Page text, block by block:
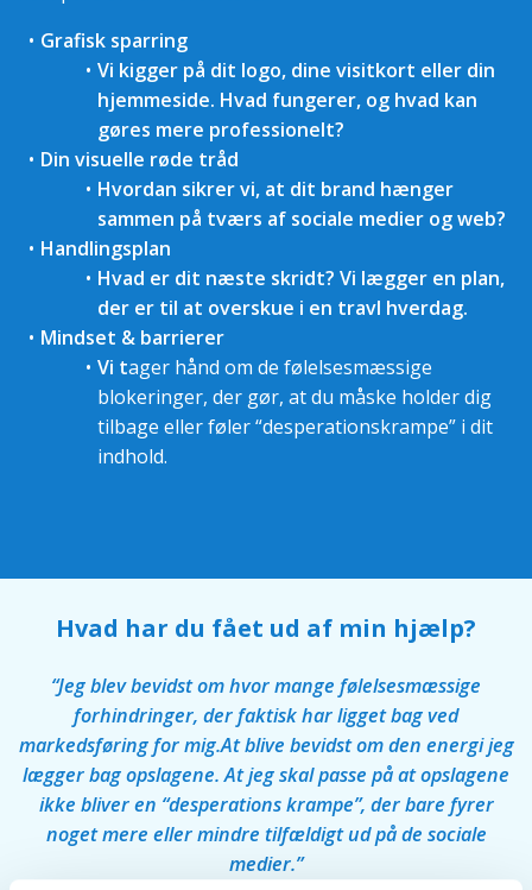
Grafisk sparring
Vi kigger på dit logo, dine visitkort eller din
hjemmeside. Hvad fungerer, og hvad kan
gøres mere professionelt?
Din visuelle røde tråd
Hvordan sikrer vi, at dit brand hænger
sammen på tværs af sociale medier og web?
Handlingsplan
Hvad er dit næste skridt? Vi lægger en plan,
der er til at overskue i en travl hverdag.
Mindset & barrierer
Vi tager hånd om de følelsesmæssige
blokeringer, der gør, at du måske holder dig
tilbage eller føler “desperationskrampe” i dit
indhold.
Hvad har du fået ud af min hjælp?
“Jeg blev bevidst om hvor mange følelsesmæssige
forhindringer, der faktisk har ligget bag ved
markedsføring for mig.At blive bevidst om den energi jeg
lægger bag opslagene. At jeg skal passe på at opslagene
ikke bliver en “desperations krampe”, der bare fyrer
noget mere eller mindre tilfældigt ud på de sociale
medier.”